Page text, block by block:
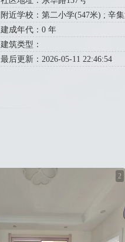
附近学校：第二小学(547米) ; 辛
建成年代：0 年
建筑类型：
最后更新：2026-05-11 22:46:54
2